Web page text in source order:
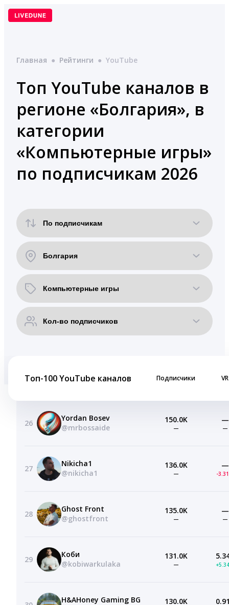
Перейти
Главная ● Рейтинги ● YouTube
Топ YouTube каналов в
регионе «Болгария», в
категории
«Компьютерные игры»
по подписчикам 2026
Топ-100 YouTube каналов Подписчики VR
26
Yordan Bosev
@mrbossaide
150.0K
—
—
—
27
Nikicha1
@nikicha1
136.0K
—
—
-
28
Ghost Front
@ghostfront
135.0K
—
—
—
29
Коби
@kobiwarkulaka
131.0K
—
H&AHoney Gaming BG
130.0K